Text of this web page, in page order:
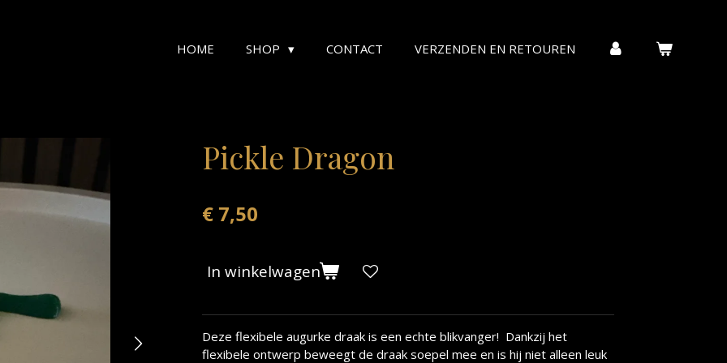
HOME SHOP CONTACT VERZENDEN EN RETOUREN
Pickle Dragon
€ 7,50
In winkelwagen
Deze flexibele augurke draak is een echte blikvanger! Dankzij het
flexibele ontwerp beweegt de draak soepel mee en is hij niet alleen leuk